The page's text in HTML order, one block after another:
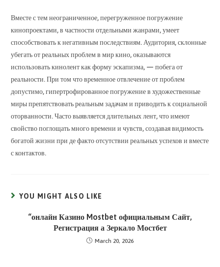
Вместе с тем неограниченное, перегруженное погружение
кинопроектами, в частности отдельными жанрами, умеет
способствовать к негативным последствиям. Аудитория, склонные
убегать от реальных проблем в мир кино, оказываются
использовать кинолент как форму эскапизма, — побега от
реальности. При том что временное отвлечение от проблем
допустимо, гипертрофированное погружение в художественные
миры препятствовать реальным задачам и приводить к социальной
оторванности. Часто выявляется длительных лент, что имеют
свойство поглощать много времени и чувств, создавая видимость
богатой жизни при де факто отсутствии реальных успехов и вместе
с контактов.
YOU MIGHT ALSO LIKE
“онлайн Казино Mostbet официальным Сайт,
Регистрация а Зеркало Мостбет
March 20, 2026